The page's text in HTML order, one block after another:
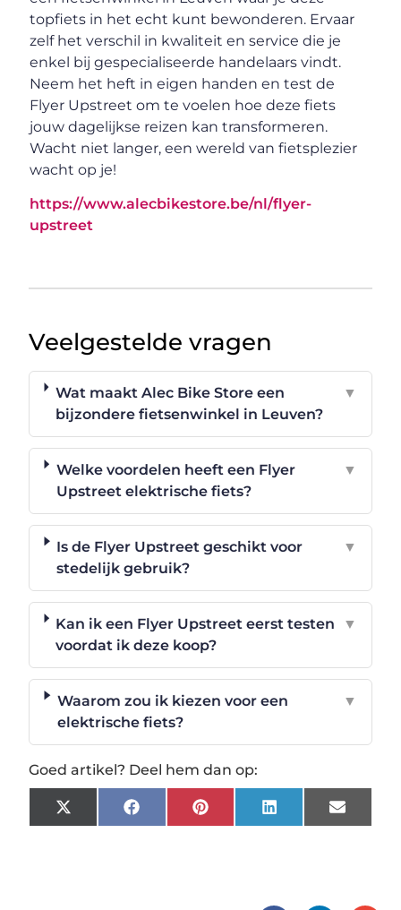
topfiets in het echt kunt bewonderen. Ervaar
zelf het verschil in kwaliteit en service die je
enkel bij gespecialiseerde handelaars vindt.
Neem het heft in eigen handen en test de
Flyer Upstreet om te voelen hoe deze fiets
jouw dagelijkse reizen kan transformeren.
Wacht niet langer, een wereld van fietsplezier
wacht op je!
https://www.alecbikestore.be/nl/flyer-
upstreet
Veelgestelde vragen
Wat maakt Alec Bike Store een
bijzondere fietsenwinkel in Leuven?
▼
Welke voordelen heeft een Flyer
Upstreet elektrische fiets?
▼
Is de Flyer Upstreet geschikt voor
stedelijk gebruik?
▼
Kan ik een Flyer Upstreet eerst testen
voordat ik deze koop?
▼
Waarom zou ik kiezen voor een
elektrische fiets?
▼
Goed artikel? Deel hem dan op:
X
(Twitter)
FacebookPinterestLinkedInEmail